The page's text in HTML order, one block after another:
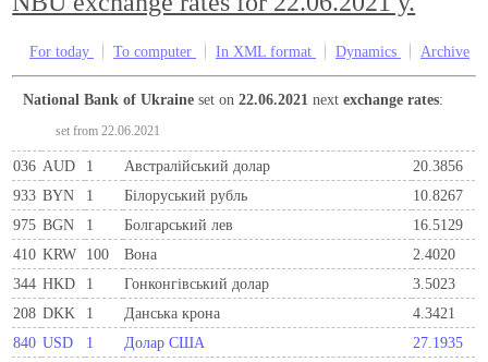
For today To computer In XML format Dynamics Archive
National Bank of Ukraine set on22.06.2021 nextexchange rates:
set from 22.06.2021
036 AUD 1 Австралійський долар
20.3856
933 BYN 1 Бiлоруський рубль
10.8267
975 BGN 1 Болгарський лев
16.5129
410 KRW 100 Вона
2.4020
344 HKD 1 Гонконгівський долар
3.5023
208 DKK 1 Данська крона
4.3421
840 USD 1 Долар США
27.1935